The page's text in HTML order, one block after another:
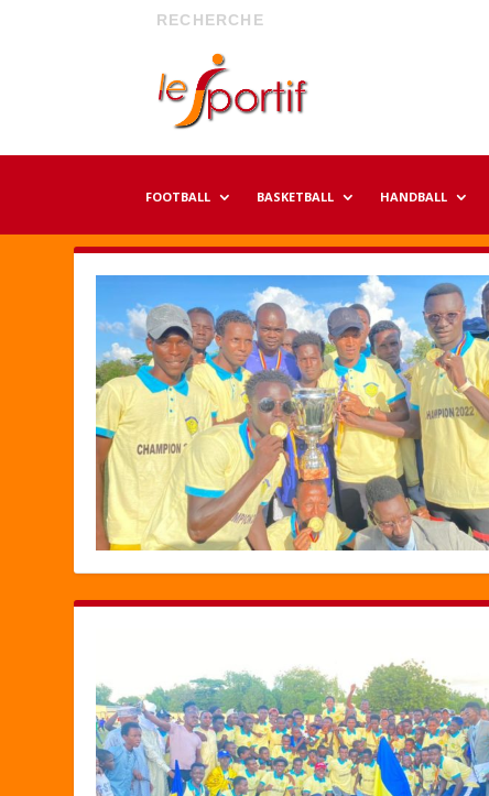
FOOTBALL BASKETBALL HANDBALL